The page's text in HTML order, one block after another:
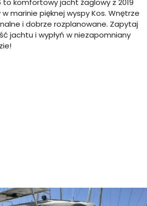
to komfortowy jacht żaglowy z 2019
marinie pięknej wyspy Kos. Wnętrze
i dobrze rozplanowane. Zapytaj
jachtu i wypłyń w niezapomniany